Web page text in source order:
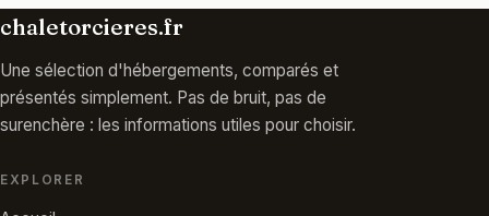
chaletorcieres.fr
Une sélection d'hébergements, comparés et
présentés simplement. Pas de bruit, pas de
surenchère : les informations utiles pour choisir.
EXPLORER